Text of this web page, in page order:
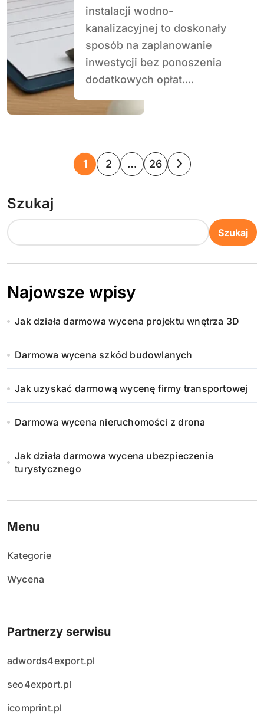
instalacji wodno-
kanalizacyjnej to doskonały
sposób na zaplanowanie
inwestycji bez ponoszenia
dodatkowych opłat....
S
n
i
o
w
a
n
i
e
w
p
1 2 … 26
Szukaj
Szukaj
Najowsze wpisy
Jak działa darmowa wycena projektu wnętrza 3D
Darmowa wycena szkód budowlanych
Jak uzyskać darmową wycenę firmy transportowej
Darmowa wycena nieruchomości z drona
Jak działa darmowa wycena ubezpieczenia
turystycznego
Menu
Kategorie
Wycena
Partnerzy serwisu
adwords4export.pl
seo4export.pl
icomprint.pl